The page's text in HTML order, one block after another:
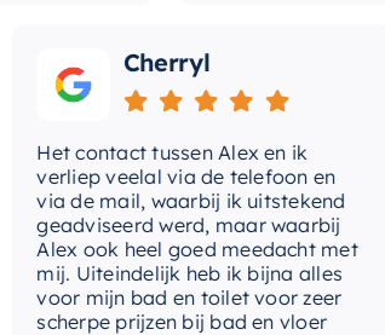
Cherryl
Het contact tussen Alex en ik
verliep veelal via de telefoon en
via de mail, waarbij ik uitstekend
geadviseerd werd, maar waarbij
Alex ook heel goed meedacht met
mij. Uiteindelijk heb ik bijna alles
voor mijn bad en toilet voor zeer
scherpe prijzen bij bad en vloer